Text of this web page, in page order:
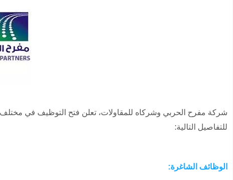
شركة مفرح الحربي وشركاه للمقاولات، تعلن فتح التوظيف في
للتفاصيل التالية:
الوظائف الشاغرة: